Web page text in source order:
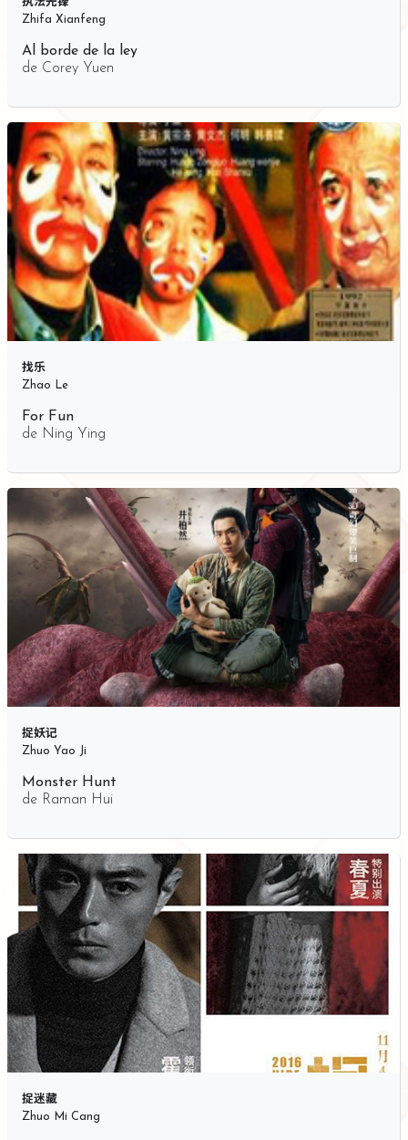
Zhifa Xianfeng
Al borde de la ley
de Corey Yuen
找乐
Zhao Le
For Fun
de Ning Ying
捉妖记
Zhuo Yao Ji
Monster Hunt
de Raman Hui
捉迷藏
Zhuo Mi Cang